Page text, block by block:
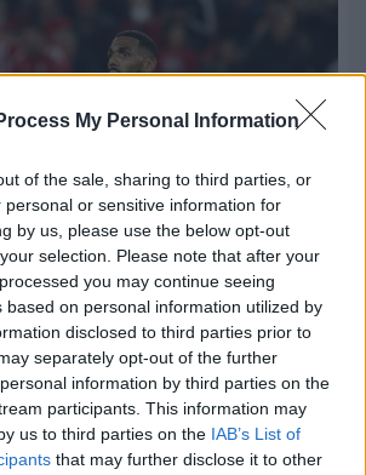
My Personal Information
of the sale, sharing to third parties, or
personal or sensitive information for
by us, please use the below opt-out
selection. Please note that after your
you may continue seeing
based on personal information utilized by
disclosed to third parties prior to
separately opt-out of the further
information by third parties on the
participants. This information may
us to third parties on the IAB’s List of
that may further disclose it to other
10:08
για Εμβιλά από
για τον Γιαν Εμβιλά, σύμφωνα με την